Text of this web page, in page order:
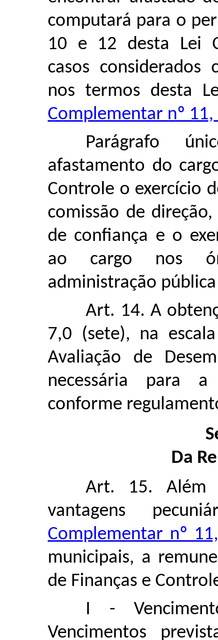
computará para o
10 e 12 desta Lei
casos
nos termos desta
Complementar nº
Parágrafo
afastamento do
Controle o exercício
comissão de
de confiança e o
ao cargo nos
administração
Art. 14. A
7,0 (sete), na
Avaliação de
necessária para
conforme
Da
Art. 15. Além
vantagens
Complementar nº
municipais, a
de Finanças e
I -
Vencimentos